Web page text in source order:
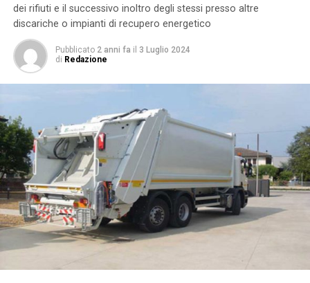
dei rifiuti e il successivo inoltro degli stessi presso altre
discariche o impianti di recupero energetico
Pubblicato 2 anni fa il 3 Luglio 2024
di Redazione